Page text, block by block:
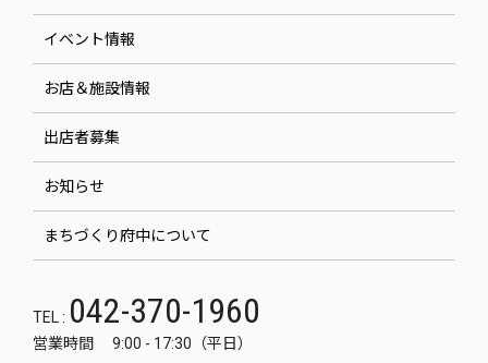
イベント情報
お店＆施設情報
出店者募集
お知らせ
まちづくり府中について
TEL : 042-370-1960
営業時間 9:00 - 17:30（平日）